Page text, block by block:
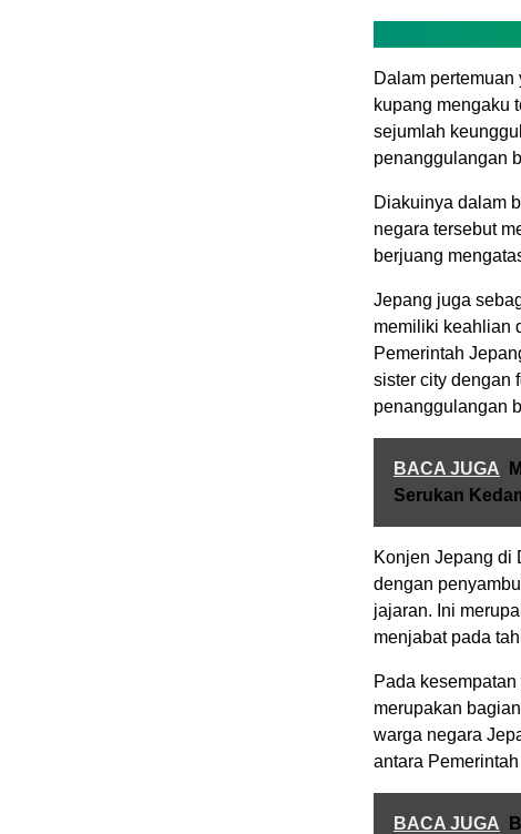
Dalam
kupang mengaku
sejumlah
penanggulangan
Diakuinya dalam
negara tersebut
berjuang
Jepang juga
memiliki keahlian
Pemerintah
sister city dengan
penanggulangan
BACA JUGA
Serukan
Konjen Jepang di
dengan
jajaran. Ini
menjabat pada
Pada
merupakan
warga negara
antara
BACA JUGA